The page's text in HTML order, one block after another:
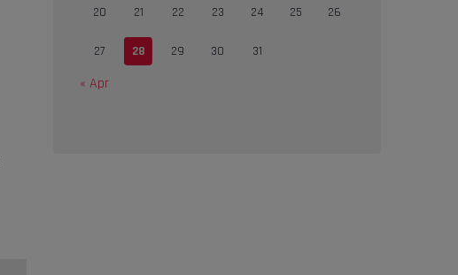
20 21 22 23 24 25 26
27 28 29 30 31
« Apr